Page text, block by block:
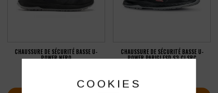
CHAUSSURE DE SÉCURITÉ BASSE U-
POWER NERO
CHAUSSURE DE SÉCURITÉ BASSE U-
POWER PARIGI ESD S3 CI SRC
COOKIES